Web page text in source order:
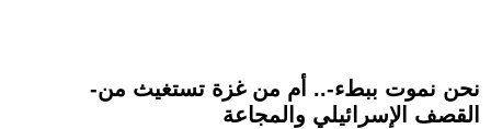
-نحن نموت ببطء-.. أم من غزة تستغيث من
القصف الإسرائيلي والمجاعة